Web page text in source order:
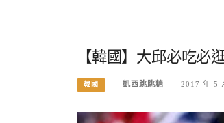
【韓國】大邱必吃必
韓國 凱西跳跳糖 2017 年 5